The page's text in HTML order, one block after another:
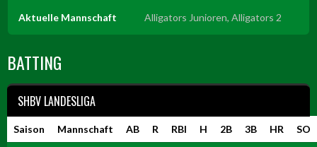
Aktuelle Mannschaft Alligators Junioren, Alligators 2
BATTING
SHBV LANDESLIGA
Saison Mannschaft AB R RBI H 2B 3B HR SO